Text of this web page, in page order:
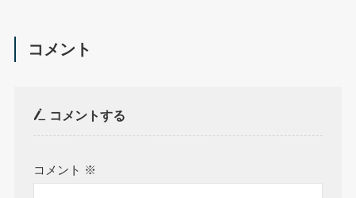
コメント
コメントする
コメント ※